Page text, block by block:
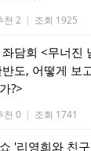
천 2 | 조회 1925
담회 <무너진
반도, 어떻게 보
?>
천 0 | 조회 1741
'리영희와 친